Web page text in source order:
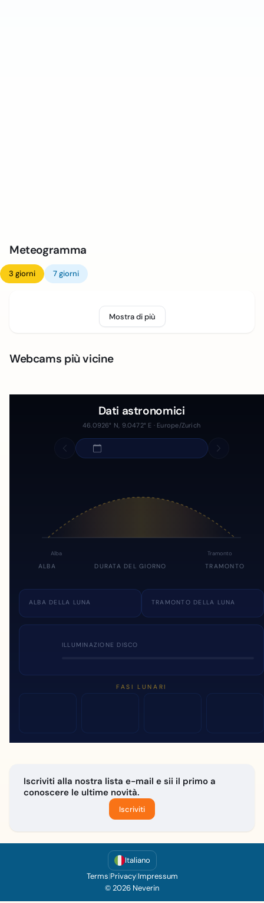
Meteogramma
3 giorni 7 giorni
Mostra di più
Webcams più vicine
Dati astronomici
46.0926° N, 9.0472° E · Europe/Zurich
Alba Tramonto
ALBA DURATA DEL GIORNO TRAMONTO
ALBA DELLA LUNA TRAMONTO DELLA LUNA
ILLUMINAZIONE DISCO
FASI LUNARI
Iscriviti alla nostra lista e-mail e sii il primo a
conoscere le ultime novità.
Iscriviti
Italiano
Terms|Privacy|Impressum
© 2026 Neverin